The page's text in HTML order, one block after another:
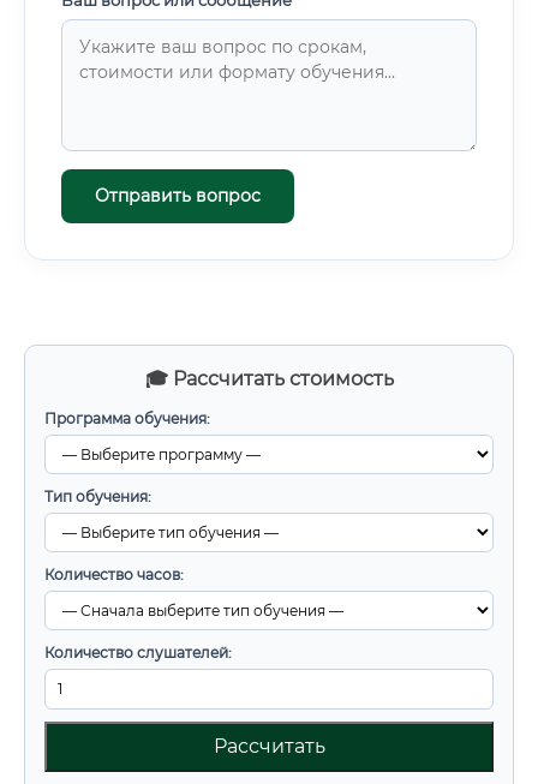
🎓 Рассчитать стоимость
Программа обучения:
Тип обучения:
Количество часов:
Количество слушателей:
Рассчитать
Отправить вопрос